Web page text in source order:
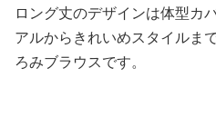
ロング丈のデザインは体型カ
アルからきれいめスタイルま
ろみブラウスです。